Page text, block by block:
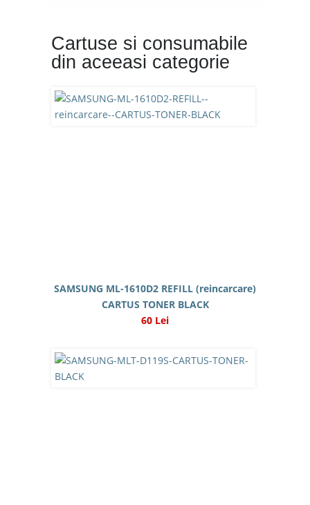
Cartuse si consumabile
din aceeasi categorie
SAMSUNG ML-1610D2 REFILL (reincarcare)
CARTUS TONER BLACK
60 Lei